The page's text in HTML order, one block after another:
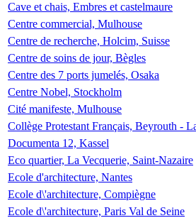
Cave et chais, Embres et castelmaure
Centre commercial, Mulhouse
Centre de recherche, Holcim, Suisse
Centre de soins de jour, Bègles
Centre des 7 ports jumelés, Osaka
Centre Nobel, Stockholm
Cité manifeste, Mulhouse
Collège Protestant Français, Beyrouth -
Documenta 12, Kassel
Eco quartier, La Vecquerie, Saint-Nazaire
Ecole d'architecture, Nantes
Ecole d\'architecture, Compiègne
Ecole d\'architecture, Paris Val de Seine